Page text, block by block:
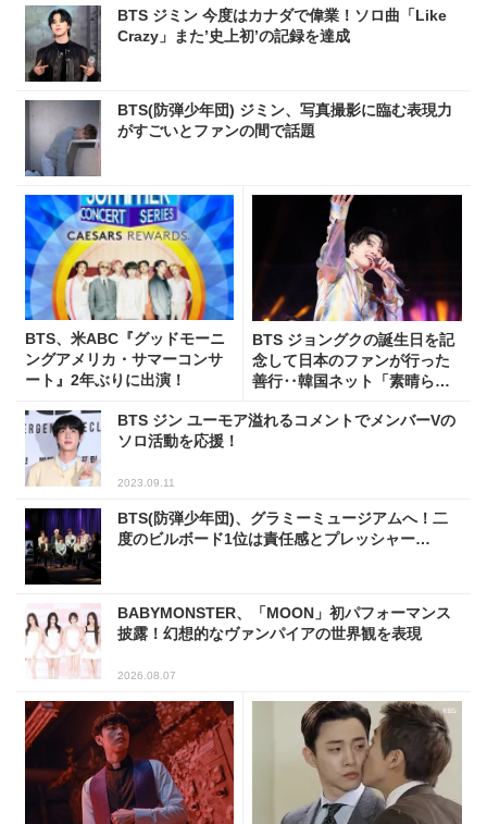
BTS ジミン 今度はカナダで偉業！ソロ曲「Like
Crazy」また’史上初’の記録を達成
BTS(防弾少年団) ジミン、写真撮影に臨む表現力
がすごいとファンの間で話題
BTS、米ABC『グッドモーニ
ングアメリカ・サマーコンサ
ート』2年ぶりに出演！
BTS ジョングクの誕生日を記
念して日本のファンが行った
善行‥韓国ネット「素晴らし
BTS ジン ユーモア溢れるコメントでメンバーVの
ソロ活動を応援！
2023.09.11
BTS(防弾少年団)、グラミーミュージアムへ！二
度のビルボード1位は責任感とプレッシャー…
BABYMONSTER、「MOON」初パフォーマンス
披露！幻想的なヴァンパイアの世界観を表現
2026.08.07